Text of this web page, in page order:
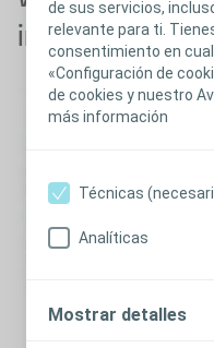
de sus servicios,
relevante para ti.
consentimiento en
«Configuración de
de cookies y nuestro
más información
Técnicas
Analíticas
Mostrar detalles